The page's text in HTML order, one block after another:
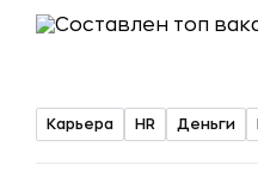
Карьера HR Деньги